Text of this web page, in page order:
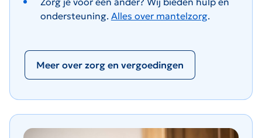
ondersteuning. Alles over mantelzorg.
Meer over zorg en vergoedingen